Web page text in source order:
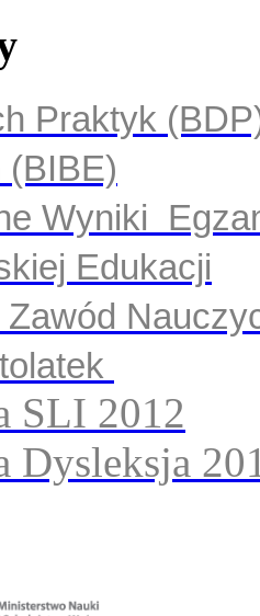
Praktyk
(BIBE)
Wyniki
Edukacji
SLI 2012
Dysleksja